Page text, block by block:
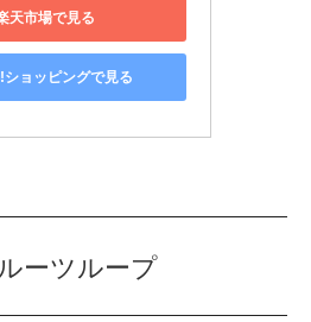
天市場で見る
ショッピングで見る
ーツループ